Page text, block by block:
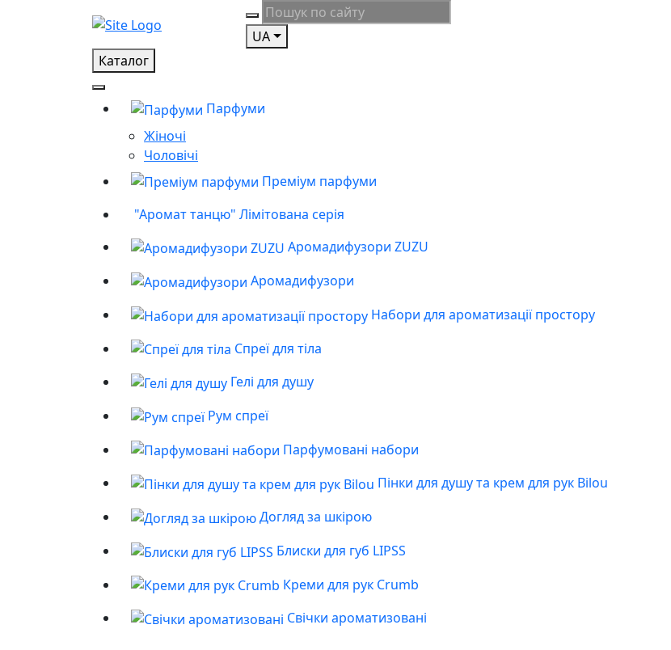
UA
Каталог
Парфуми
Жіночі
Чоловічі
Преміум парфуми
"Аромат танцю" Лімітована серія
Аромадифузори ZUZU
Аромадифузори
Набори для ароматизації простору
Спреї для тіла
Гелі для душу
Рум спреї
Парфумовані набори
Пінки для душу та крем для рук Bilou
Догляд за шкірою
Блиски для губ LIPSS
Креми для рук Crumb
Свічки ароматизовані